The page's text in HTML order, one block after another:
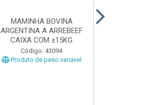
MAMINHA BOVINA
ARGENTINA A ARREBEEF
CAIXA COM ±15KG
Código: 43094
Produto de peso variável